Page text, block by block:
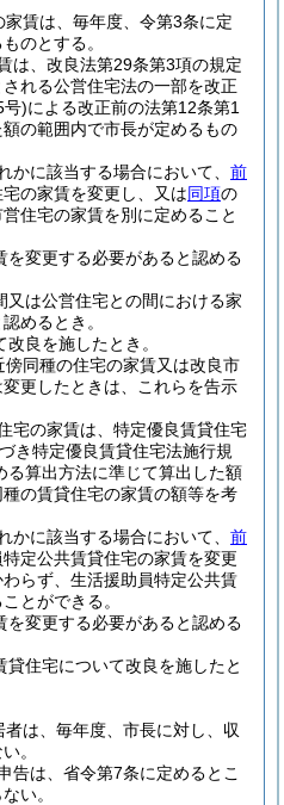
賃は、毎年度、令第3条に定
のとする。
は、改良法第29条第3項の規定
れる公営住宅法の一部を改正
号)による改正前の法第12条第1
の範囲内で市長が定めるもの
かに該当する場合において、 前
の家賃を変更し、又は同項の
住宅の家賃を別に定めること
を変更する必要があると認める
又は公営住宅との間における家
めるとき。
良を施したとき。
傍同種の住宅の家賃又は改良市
更したときは、これらを告示
宅の家賃は、特定優良賃貸住宅
き特定優良賃貸住宅法施行規
る算出方法に準じて算出した額
の賃貸住宅の家賃の額等を考
かに該当する場合において、 前
定公共賃貸住宅の家賃を変更
らず、生活援助員特定公共賃
とができる。
を変更する必要があると認める
貸住宅について改良を施したと
は、毎年度、市長に対し、収
。
告は、省令第7条に定めるとこ
い。